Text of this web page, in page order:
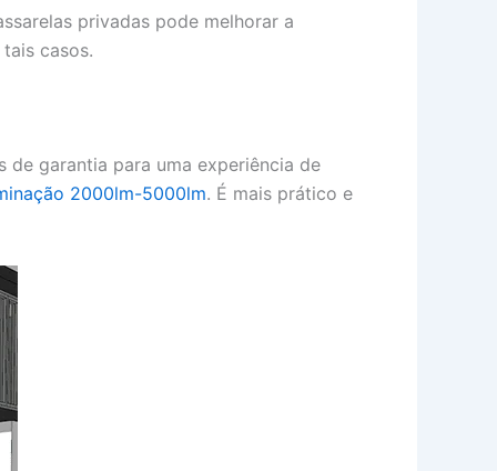
privadas pode melhorar a
casos.
de garantia para uma experiência de
2000lm-5000lm. É mais prático e